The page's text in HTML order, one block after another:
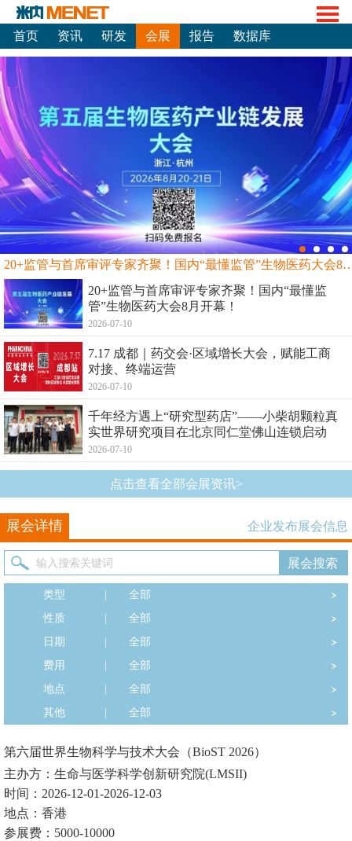
首页 资讯 研发 会展 报告 数据库
20+监管与首席审评专家齐聚！国内“最
20+监管与首席审评专家齐聚！国内“最懂监
管”生物医药大会8月开幕！
2026-07-10
7.17 成都｜药交会·区域增长大会，赋能工商
对接、终端运营
2026-07-10
千年经方遇上“研究型药店”——小柴胡颗粒真
实世界研究项目在北京同仁堂佛山连锁启动
2026-07-10
点击查看全部会展资讯>
展会详情 企业发布展会信息
类型
全部
性质
全部
日期
全部
费用
全部
地点
全部
其他
全部
第六届世界生物科学与技术大会（BioST 2026）
主办方：生命与医学科学创新研究院(LMSII)
时间：2026-12-01-2026-12-03
地点：香港
参展费：5000-10000